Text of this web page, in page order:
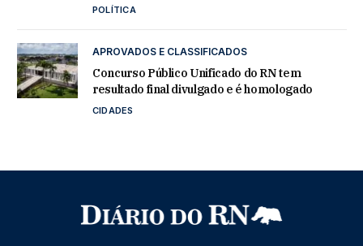
POLÍTICA
APROVADOS E CLASSIFICADOS
Concurso Público Unificado do RN tem
resultado final divulgado e é homologado
CIDADES